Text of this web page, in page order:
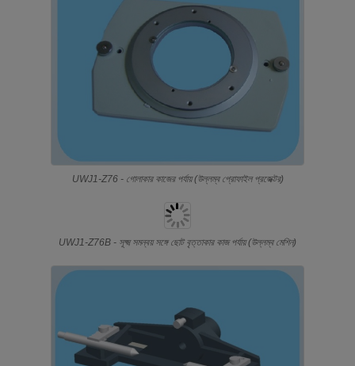
UWJ1-Z76 - গোলাকার কাজের পর্যায় (উল্লম্ব প্রোফাইল প্রজেক্টর)
UWJ1-Z76B - সূক্ষ্ম সমন্বয় সঙ্গে ছোট বৃত্তাকার কাজ পর্যায় (উল্লম্ব মেশিন)